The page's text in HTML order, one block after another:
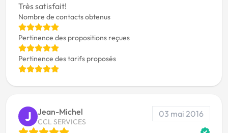
Très satisfait!
Nombre de contacts obtenus
Pertinence des propositions reçues
Pertinence des tarifs proposés
J Jean-Michel
CCL SERVICES
03 mai 2016